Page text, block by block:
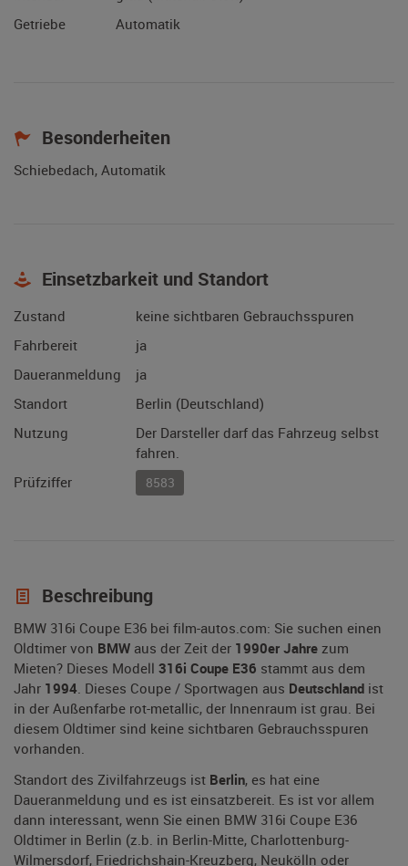
Getriebe
Automatik
Besonderheiten
Schiebedach, Automatik
Einsetzbarkeit und Standort
Zustand
keine sichtbaren Gebrauchsspuren
Fahrbereit
ja
Daueranmeldung
ja
Standort
Berlin (Deutschland)
Nutzung
Der Darsteller darf das Fahrzeug selbst
fahren.
Prüfziffer
8583
Beschreibung
BMW 316i Coupe E36 bei film-autos.com: Sie suchen einen
Oldtimer von BMW aus der Zeit der 1990er Jahre zum
Mieten? Dieses Modell 316i Coupe E36 stammt aus dem
Jahr 1994. Dieses Coupe / Sportwagen aus Deutschland ist
in der Außenfarbe rot-metallic, der Innenraum ist grau. Bei
diesem Oldtimer sind keine sichtbaren Gebrauchsspuren
vorhanden.
Standort des Zivilfahrzeugs ist Berlin, es hat eine
Daueranmeldung und es ist einsatzbereit. Es ist vor allem
dann interessant, wenn Sie einen BMW 316i Coupe E36
Oldtimer in Berlin (z.b. in Berlin-Mitte, Charlottenburg-
Wilmersdorf, Friedrichshain-Kreuzberg, Neukölln oder